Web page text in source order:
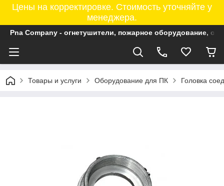
Цены на корректировке. Стоимость уточняйте у
менеджера.
Pna Company - огнетушители, пожарное оборудование,
Товары и услуги Оборудование для ПК Головка